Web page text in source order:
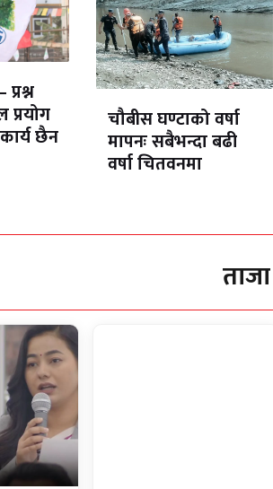
प्रयोग
छैन
चौबीस घण्टाको वर्षा
मापनः सबैभन्दा बढी
वर्षा चितवनमा